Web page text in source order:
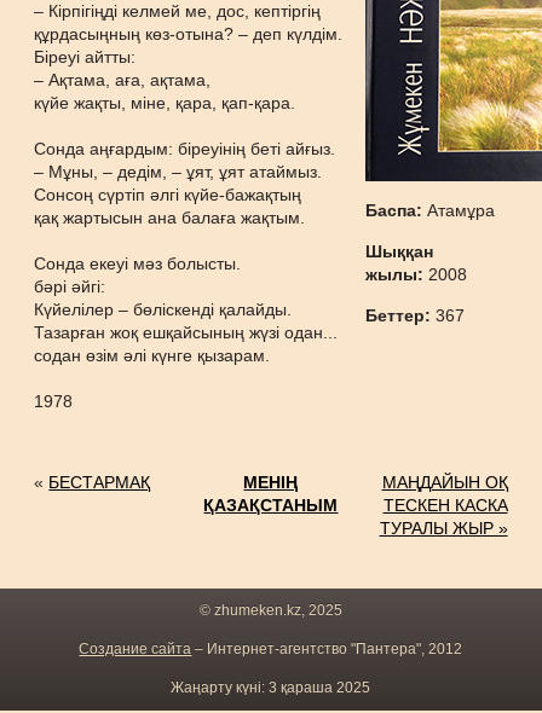
– Кірпігіңді келмей ме, дос, кептіргің
құрдасыңның көз-отына? – деп күлдім.
Біреуі айтты:
– Ақтама, аға, ақтама,
күйе жақты, міне, қара, қап-қара.
Сонда аңғардым: біреуінің беті айғыз.
– Мұны, – дедім, – ұят, ұят атаймыз.
Сонсоң сүртіп әлгі күйе-бажақтың
қақ жартысын ана балаға жақтым.
Сонда екеуі мәз болысты.
бәрі әйгі:
Күйелілер – бөліскенді қалайды.
Тазарған жоқ ешқайсының жүзі одан...
содан өзім әлі күнге қызарам.
1978
Баспа:Атамұра
Шыққан
жылы: 2008
Беттер:367
« БЕСТАРМАҚ
МЕНІҢ
ҚАЗАҚСТАНЫМ
МАҢДАЙЫН ОҚ
ТЕСКЕН КАСКА
ТУРАЛЫ ЖЫР »
© zhumeken.kz, 2025
Создание сайта – Интернет-агентство "Пантера", 2012
Жаңарту күні: 3 қараша 2025